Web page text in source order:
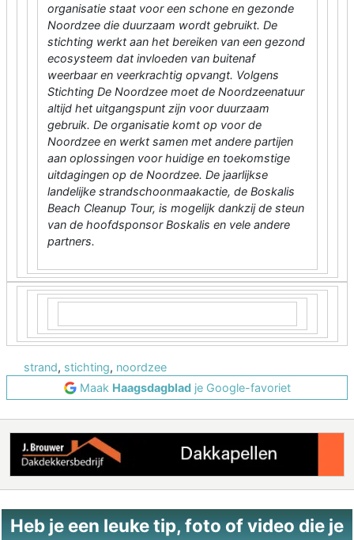
organisatie staat voor een schone en gezonde
Noordzee die duurzaam wordt gebruikt. De
stichting werkt aan het bereiken van een gezond
ecosysteem dat invloeden van buitenaf
weerbaar en veerkrachtig opvangt. Volgens
Stichting De Noordzee moet de Noordzeenatuur
altijd het uitgangspunt zijn voor duurzaam
gebruik. De organisatie komt op voor de
Noordzee en werkt samen met andere partijen
aan oplossingen voor huidige en toekomstige
uitdagingen op de Noordzee. De jaarlijkse
landelijke strandschoonmaakactie, de Boskalis
Beach Cleanup Tour, is mogelijk dankzij de steun
van de hoofdsponsor Boskalis en vele andere
partners.
strand, stichting, noordzee
Maak Haagsdagbladje Google-favoriet
Heb je een leuke tip, foto of video die je